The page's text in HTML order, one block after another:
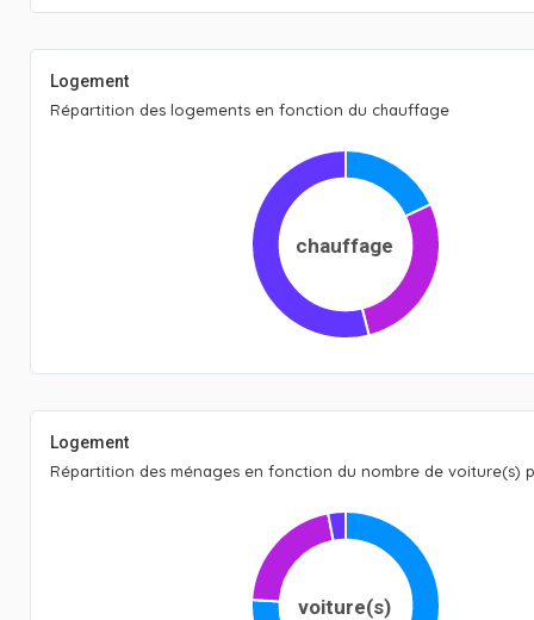
Logement
Répartition des logements en fonction du chauffage
chauffage
Logement
Répartition des ménages en fonction du nombre de voiture(s)
voiture(s)